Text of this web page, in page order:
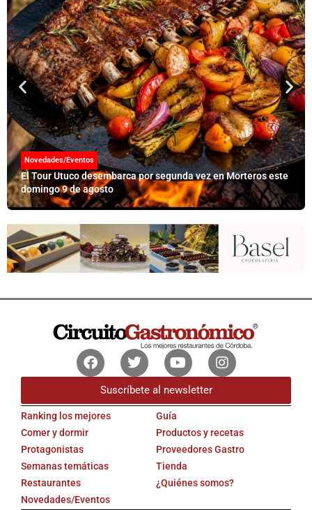
Novedades/Eventos
El Tour Utuco desembarca por segunda vez en Morteros este
domingo 9 de agosto
FacebookTwitterYoutubeInstagram
Suscríbete al newsletter
Ranking los mejores
Comer y dormir
Protagonistas
Semanas temáticas
Restaurantes
Novedades/Eventos
Guía
Productos y recetas
Proveedores Gastro
Tienda
¿Quiénes somos?